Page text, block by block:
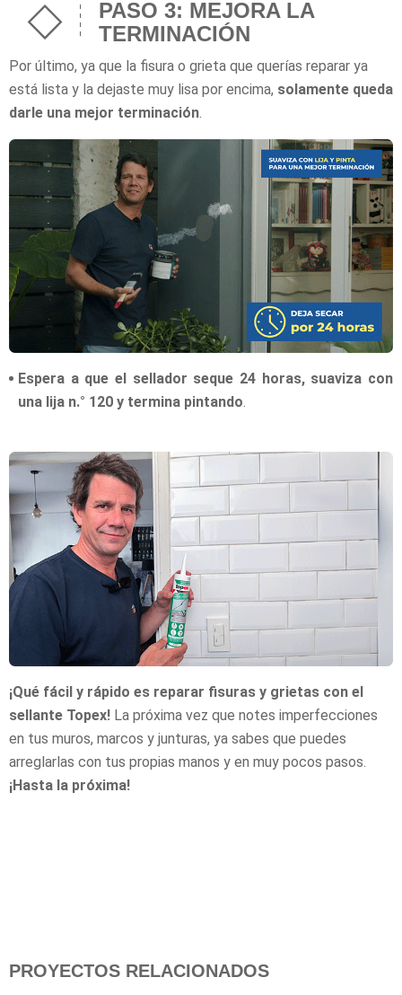
PASO 3: MEJORA LA
TERMINACIÓN
Por último, ya que la fisura o grieta que querías reparar ya
está lista y la dejaste muy lisa por encima, solamente queda
darle una mejor terminación
Espera a que el sellador seque 24 horas, suaviza con
una lija n.° 120 y termina pintando.
¡Qué fácil y rápido es reparar fisuras y grietas con el
sellante Topex! La próxima vez que notes imperfecciones
en tus muros, marcos y junturas, ya sabes que puedes
arreglarlas con tus propias manos y en muy pocos pasos.
¡Hasta la próxima!
PROYECTOS RELACIONADOS